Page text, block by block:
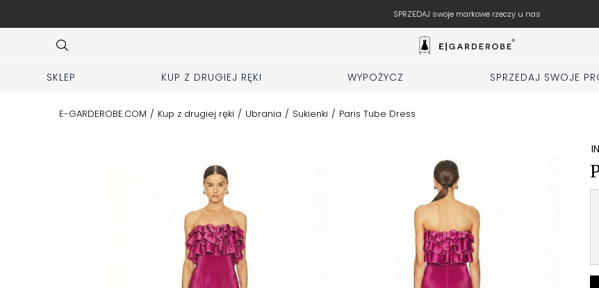
SPRZEDAJ swoje markowe rzeczy u nas
SKLEP KUP Z DRUGIEJ RĘKI WYPOŻYCZ SPRZEDAJ SWOJE
E-GARDEROBE.COM / Kup z drugiej ręki / Ubrania / Sukienki / Paris Tube Dress